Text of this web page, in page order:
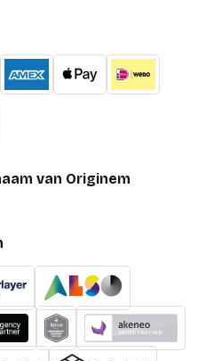
van Originem